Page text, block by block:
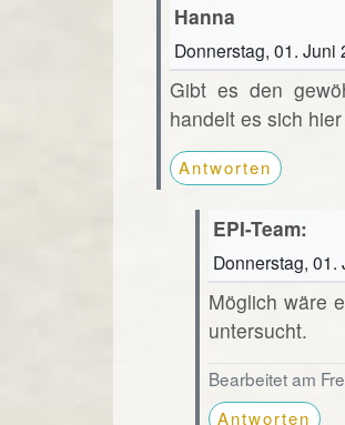
Hanna
Donnerstag, 01. Juni
Gibt es den
handelt es sich
Antworten
EPI-Team:
Donnerstag,
Möglich wäre
untersucht.
Bearbeitet am
Antworten